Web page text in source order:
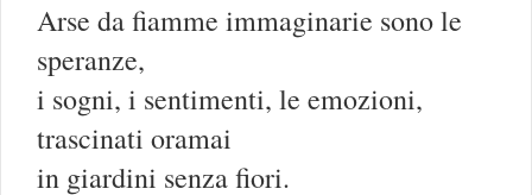
Arse da fiamme immaginarie sono le
speranze,
i sogni, i sentimenti, le emozioni,
trascinati oramai
in giardini senza fiori.